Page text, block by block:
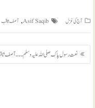
آج کی غزل Asif Saqib
,آصف ثاقب
پوسٹوں
کی
نعت رسول پاک صلی اللہ علیہ وسلم ۔۔۔ آصف